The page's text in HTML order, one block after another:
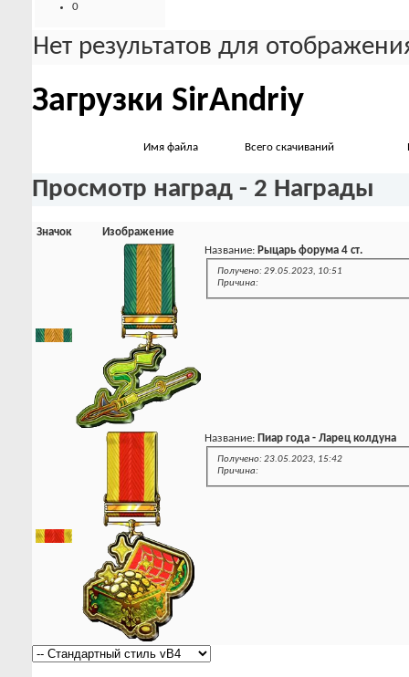
0
Нет результатов для
Загрузки SirAndriy
Имя файла Всего скачиваний
Просмотр наград - 2 Награды
Значок
Изображение
Название: Рыцарь форума 4 ст.
Получено: 29.05.2023, 10:51
Причина:
Название: Пиар года - Ларец колдуна
Получено: 23.05.2023, 15:42
Причина: